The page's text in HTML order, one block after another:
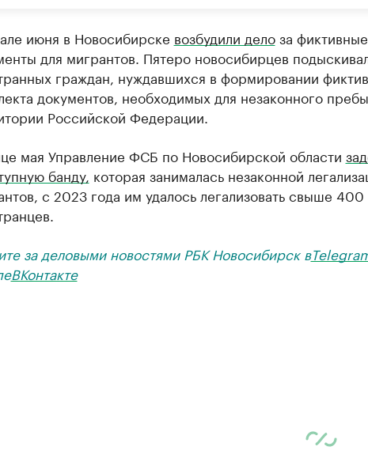
июня в Новосибирске возбудили делоза фиктивные
для мигрантов. Пятеро новосибирцев
граждан, нуждавшихся в формировании
документов, необходимых для незаконного
Российской Федерации.
мая Управление ФСБ по Новосибирской области
банду, которая занималась незаконной
с 2023 года им удалось легализовать свыше 400
за деловыми новостями РБК Новосибирск в
ВКонтакте